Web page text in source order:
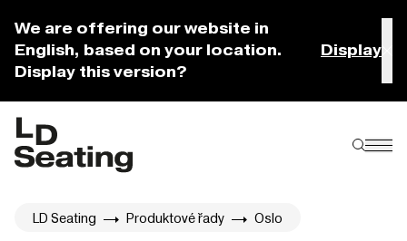
We are offering our website in
English, based on your location.
Display this version?
Display
LD Seating Produktové řady Oslo